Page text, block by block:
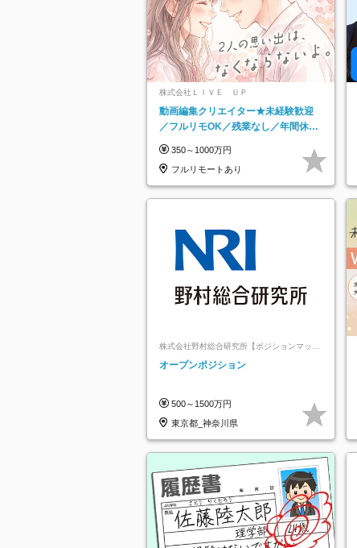
株式会社ＬＩＶＥ ＵＰ
動画編集クリエイター★未経験歓迎
／フルリモOK／残業なし／年間休日
実で安心
350～1000万円
フルリモートあり
株式会社野村総合研究所【ポジションマッチ
オープンポジション
500～1500万円
東京都_神奈川県